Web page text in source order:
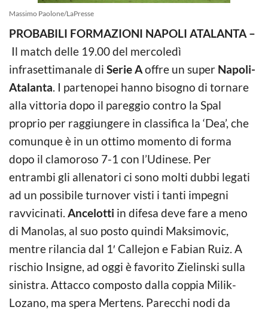
Massimo Paolone/LaPresse
PROBABILI FORMAZIONI NAPOLI ATALANTA –
Il match delle 19.00 del mercoledì
infrasettimanale di Serie Aoffre un super Napoli-
Atalanta. I partenopei hanno bisogno di tornare
alla vittoria dopo il pareggio contro la Spal
proprio per raggiungere in classifica la ‘Dea’, che
comunque è in un ottimo momento di forma
dopo il clamoroso 7-1 con l’Udinese. Per
entrambi gli allenatori ci sono molti dubbi legati
ad un possibile turnover visti i tanti impegni
ravvicinati. Ancelotti in difesa deve fare a meno
di Manolas, al suo posto quindi Maksimovic,
mentre rilancia dal 1′ Callejon e Fabian Ruiz. A
rischio Insigne, ad oggi è favorito Zielinski sulla
sinistra. Attacco composto dalla coppia Milik-
Lozano, ma spera Mertens. Parecchi nodi da